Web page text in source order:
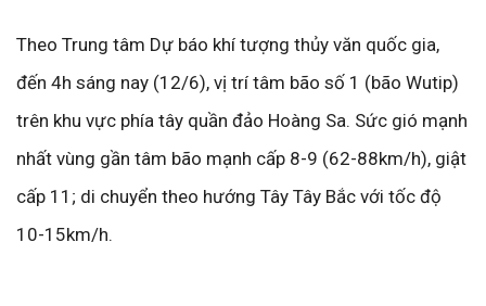
Theo Trung tâm Dự báo khí tượng thủy văn quốc gia,
đến 4h sáng nay (12/6), vị trí tâm bão số 1 (bão Wutip)
trên khu vực phía tây quần đảo Hoàng Sa. Sức gió mạnh
nhất vùng gần tâm bão mạnh cấp 8-9 (62-88km/h), giật
cấp 11; di chuyển theo hướng Tây Tây Bắc với tốc độ
10-15km/h.